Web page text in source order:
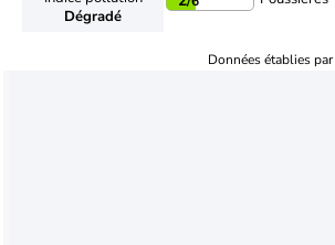
Dégradé
Données établies par